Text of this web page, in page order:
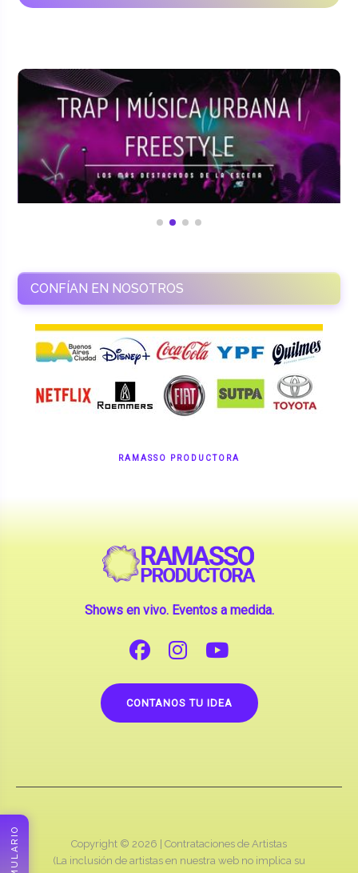
CONFÍAN EN NOSOTROS
RAMASSO PRODUCTORA
Shows en vivo. Eventos a medida.
CONTANOS TU IDEA
Copyright © 2026 | Contrataciones de Artistas
(La inclusión de artistas en nuestra web no implica su